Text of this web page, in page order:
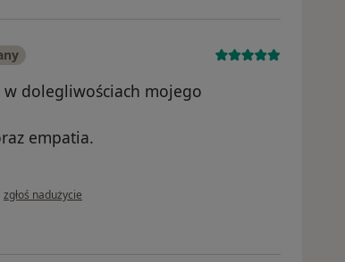
dolegliwościach mojego
empatia.
w opinii użytkownika Kasia
zgłoś nadużycie